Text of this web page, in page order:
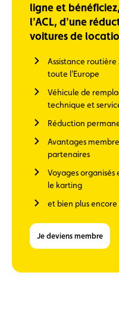
ligne et
l'ACL, d'une
voitures de
Assistance
toute l’Europe
Véhicule de
technique et
Réduction
Avantages
partenaires
Voyages organisés
le karting
et bien plus encore
Je deviens membre